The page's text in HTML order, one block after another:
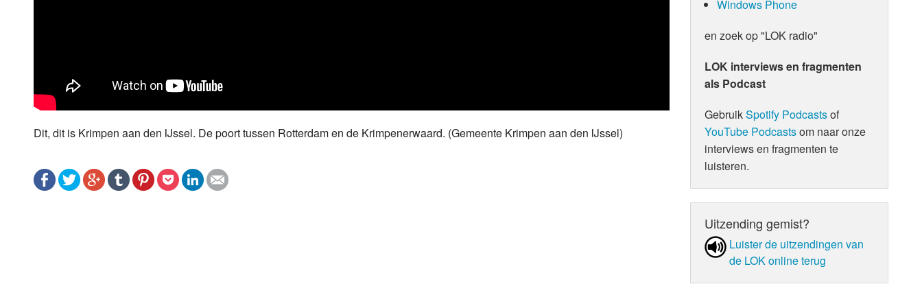
Dit, dit is Krimpen aan den IJssel. De poort tussen Rotterdam en de Krimpenerwaard. (Gemeente Krimpen aan den IJssel)
Windows Phone
en zoek op "LOK radio"
LOK interviews en fragmenten
als Podcast
GebruikSpotify Podcastsof
YouTube Podcastsom naar onze
interviews en fragmenten te
luisteren.
Uitzending gemist?
Luister de uit­zen­din­gen van
de LOK online terug